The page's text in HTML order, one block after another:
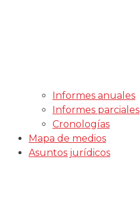
Informes anuales
Informes parciales
Cronologías
Mapa de medios
Asuntos jurídicos